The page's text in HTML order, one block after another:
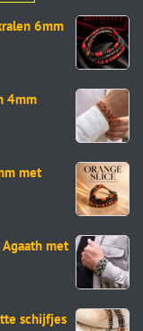
6mm
4mm
met
met
schijfjes